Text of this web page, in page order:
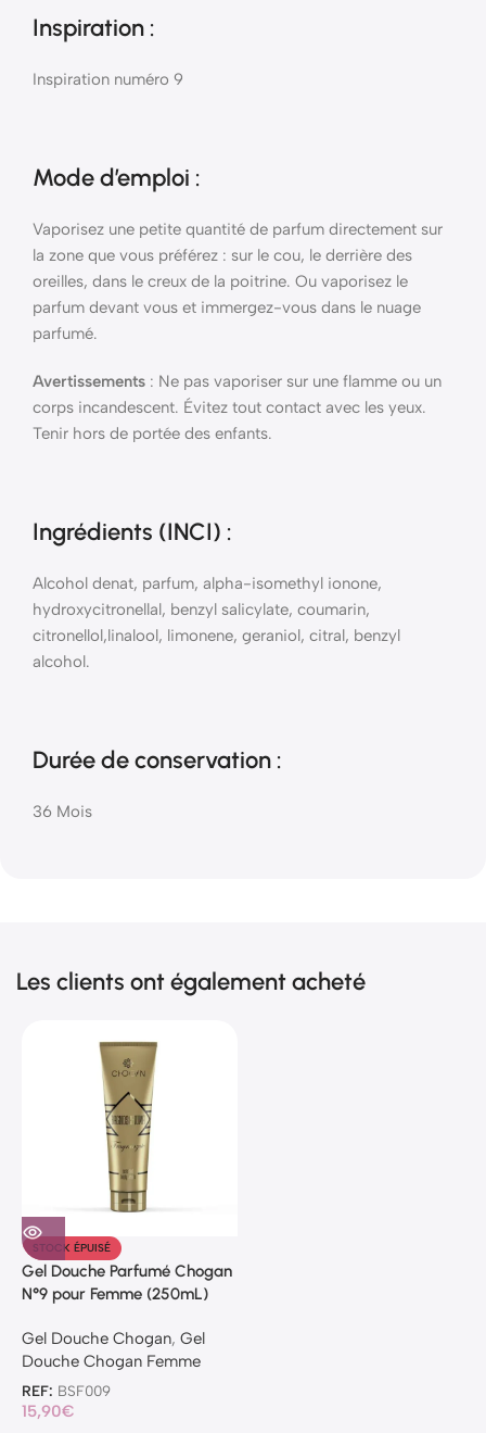
Inspiration :
Inspiration numéro 9
Mode d’emploi :
Vaporisez une petite quantité de parfum directement sur
la zone que vous préférez : sur le cou, le derrière des
oreilles, dans le creux de la poitrine. Ou vaporisez le
parfum devant vous et immergez-vous dans le nuage
parfumé.
Avertissements : Ne pas vaporiser sur une flamme ou un
corps incandescent. Évitez tout contact avec les yeux.
Tenir hors de portée des enfants.
Ingrédients (INCI) :
Alcohol denat, parfum, alpha-isomethyl ionone,
hydroxycitronellal, benzyl salicylate, coumarin,
citronellol,linalool, limonene, geraniol, citral, benzyl
alcohol.
Durée de conservation :
36 Mois
Les clients ont également acheté
STOCK ÉPUISÉ
Gel Douche Parfumé Chogan
N°9 pour Femme (250mL)
Gel Douche Chogan, Gel
Douche Chogan Femme
REF: BSF009
15,90€